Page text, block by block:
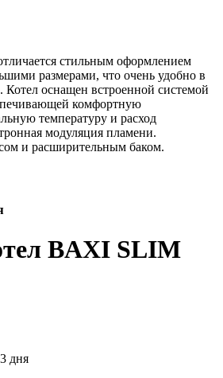
стильным оформлением
размерами, что очень удобно в
Котел оснащен встроенной системой
комфортную
температуру и расход
модуляция пламени.
и расширительным баком.
BAXI SLIM
дня